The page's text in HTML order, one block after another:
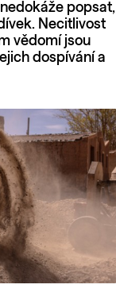
popsat,
Necitlivost
vědomí jsou
dospívání a